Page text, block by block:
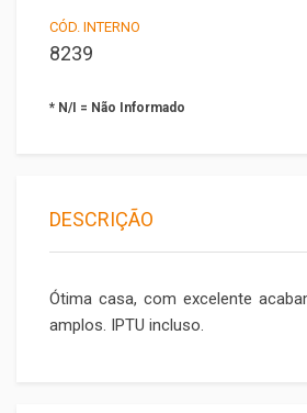
CÓD. INTERNO
8239
* N/I = Não Informado
DESCRIÇÃO
Ótima casa, com excelente
amplos. IPTU incluso.